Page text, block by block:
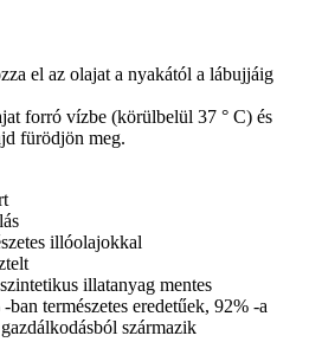
el az olajat a nyakától a lábujjáig
forró vízbe (körülbelül 37 ° C) és
fürödjön meg.
illóolajokkal
illatanyag mentes
ban természetes eredetűek, 92% -a
származik